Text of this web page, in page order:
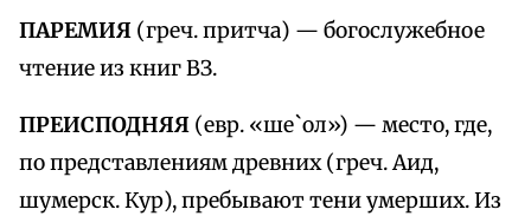
ПАРЕМИЯ (греч. притча) — богослужебное
чтение из книг ВЗ.
ПРЕИСПОДНЯЯ (евр. «ше`ол») — место, где,
по представлениям древних (греч. Аид,
шумерск. Кур), пребывают тени умерших. Из